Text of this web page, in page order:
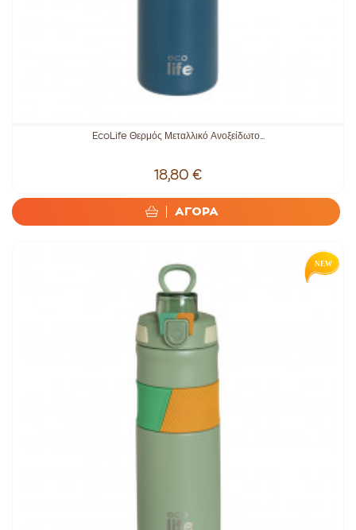
EcoLife Θερμός Μεταλλικό Ανοξείδωτο...
18,80 €
ΑΓΟΡΑ